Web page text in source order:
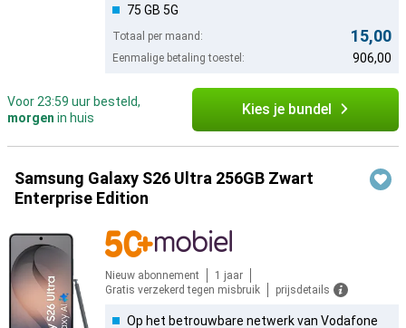
75 GB 5G
Totaal per maand: 15,00
Eenmalige betaling toestel: 906,00
Voor 23:59 uur besteld,
morgen in huis Kies je bundel
Samsung Galaxy S26 Ultra 256GB Zwart
Enterprise Edition
Nieuw abonnement
1 jaar
Gratis verzekerd tegen misbruik
prijsdetails
Op het betrouwbare netwerk van Vodafone